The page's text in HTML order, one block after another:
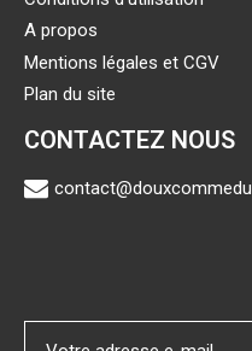
A propos
Mentions légales et CGV
Plan du site
CONTACTEZ NOUS